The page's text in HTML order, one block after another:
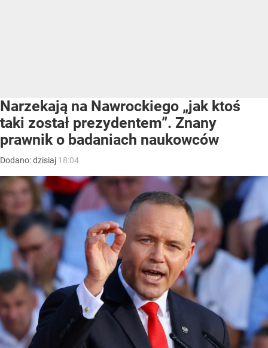
Narzekają na Nawrockiego „jak ktoś
taki został prezydentem”. Znany
prawnik o badaniach naukowców
Dodano:dzisiaj 18:04